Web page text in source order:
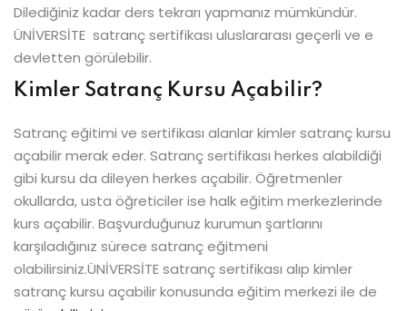
Dilediğiniz kadar ders tekrarı yapmanız mümkündür.
ÜNİVERSİTE satranç sertifikası uluslararası geçerli ve e
devletten görülebilir.
Kimler Satranç Kursu Açabilir?
Satranç eğitimi ve sertifikası alanlar kimler satranç kursu
açabilir merak eder. Satranç sertifikası herkes alabildiği
gibi kursu da dileyen herkes açabilir. Öğretmenler
okullarda, usta öğreticiler ise halk eğitim merkezlerinde
kurs açabilir. Başvurduğunuz kurumun şartlarını
karşıladığınız sürece satranç eğitmeni
olabilirsiniz.ÜNİVERSİTE satranç sertifikası alıp kimler
satranç kursu açabilir konusunda eğitim merkezi ile de